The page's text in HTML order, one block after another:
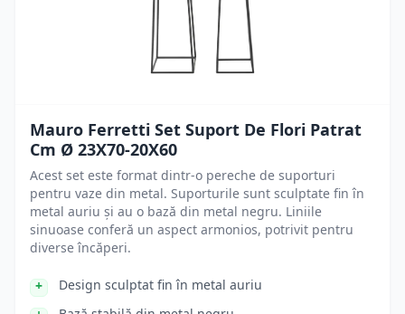
Mauro Ferretti Set Suport De Flori Patrat
Cm Ø 23X70-20X60
Acest set este format dintr-o pereche de suporturi
pentru vaze din metal. Suporturile sunt sculptate fin în
metal auriu și au o bază din metal negru. Liniile
sinuoase conferă un aspect armonios, potrivit pentru
diverse încăperi.
Design sculptat fin în metal auriu